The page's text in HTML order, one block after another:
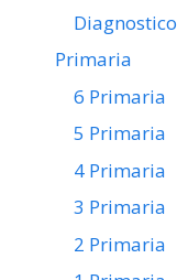
Diagnostico
Primaria
6 Primaria
5 Primaria
4 Primaria
3 Primaria
2 Primaria